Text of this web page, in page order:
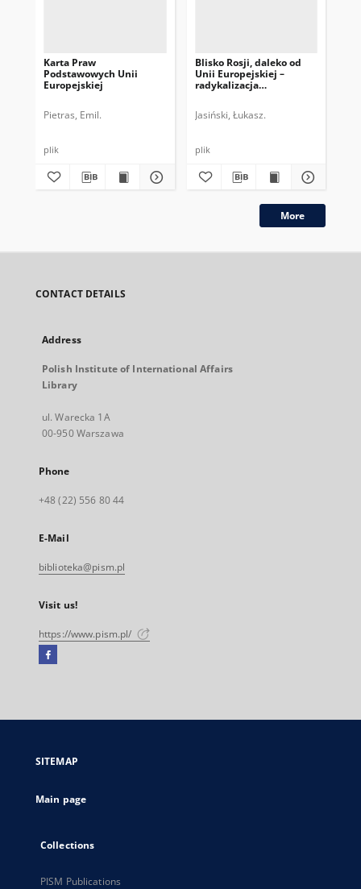
Karta Praw
Podstawowych Unii
Europejskiej
Pietras, Emil.
plik
Blisko Rosji, daleko od
Unii Europejskiej –
radykalizacja
Jasiński, Łukasz.
plik
More
CONTACT DETAILS
Address
Polish Institute of International Affairs
Library
ul. Warecka 1A
00-950 Warszawa
Phone
+48 (22) 556 80 44
E-Mail
biblioteka@pism.pl
Visit us!
https://www.pism.pl/
Facebook
open
new
SITEMAP
Main page
Collections
PISM Publications